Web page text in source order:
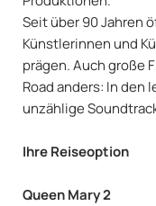
Seit über 90 Jahren
Künstlerinnen und
prägen. Auch große
Road anders: In
unzählige
Ihre Reiseoption
Queen Mary 2